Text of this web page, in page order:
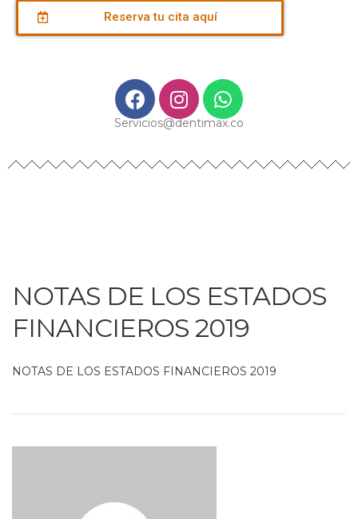
Reserva tu cita aquí
Servicios@dentimax.co
NOTAS DE LOS ESTADOS
FINANCIEROS 2019
NOTAS DE LOS ESTADOS FINANCIEROS 2019